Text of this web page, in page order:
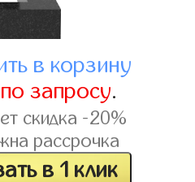
в корзину
по запросу.
скидка -20%
рассрочка
в 1 клик